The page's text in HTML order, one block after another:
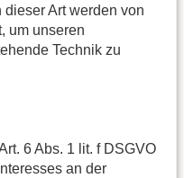
Art werden von
um unseren
Technik zu
6 Abs. 1 lit. f DSGVO
an der